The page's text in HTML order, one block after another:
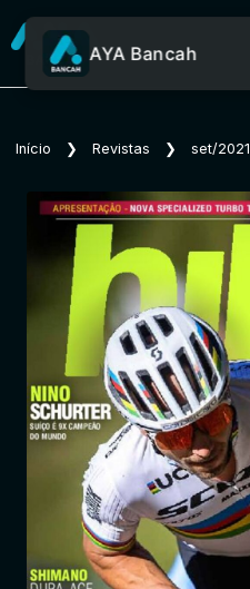
AYA Bancah
Início ❯ Revistas ❯ set/2021